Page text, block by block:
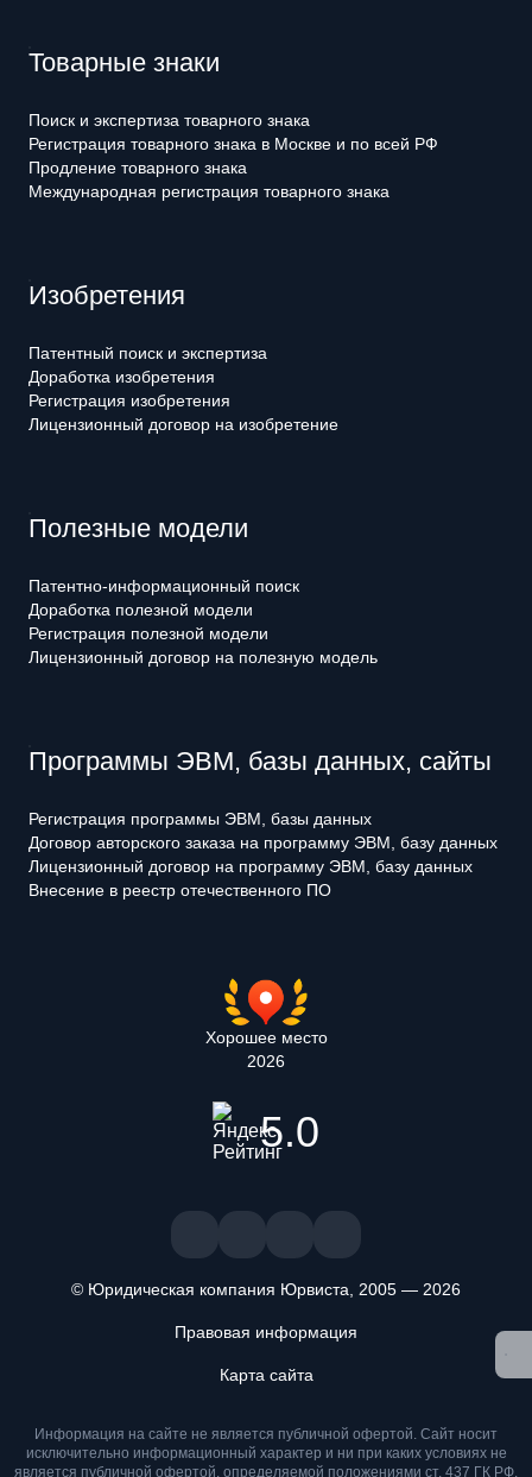
Товарные знаки
Поиск и экспертиза товарного знака
Регистрация товарного знака в Москве и по всей РФ
Продление товарного знака
Международная регистрация товарного знака
Изобретения
Патентный поиск и экспертиза
Доработка изобретения
Регистрация изобретения
Лицензионный договор на изобретение
Полезные модели
Патентно-информационный поиск
Доработка полезной модели
Регистрация полезной модели
Лицензионный договор на полезную модель
Программы ЭВМ, базы данных, сайты
Регистрация программы ЭВМ, базы данных
Договор авторского заказа на программу ЭВМ, базу данных
Лицензионный договор на программу ЭВМ, базу данных
Внесение в реестр отечественного ПО
Хорошее место
2026
5.0
© Юридическая компания Юрвиста, 2005 — 2026
Правовая информация
Карта сайта
Информация на сайте не является публичной офертой. Cайт носит
исключительно информационный характер и ни при каких условиях не
является публичной офертой, определяемой положениями ст. 437 ГК РФ.
Мы используем файлы cookie. Оставаясь на сайте, вы
подтверждаете, что ознакомлены и принимаете условия
программами.